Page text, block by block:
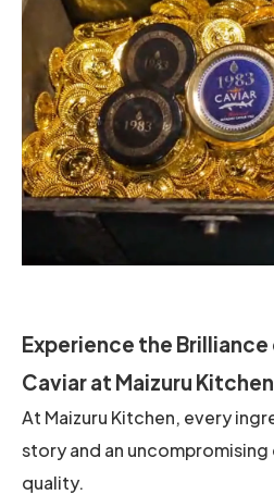
Experience the
Caviar at Maizuru Kitchen
At Maizuru Kitchen, every
story and an
quality.